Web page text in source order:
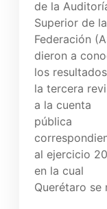
de la
Superior de la
Federación
dieron a
los
la tercera
a la cuenta
pública
al ejercicio
en la cual
Querétaro se